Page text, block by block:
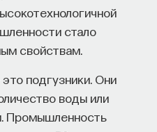
стало
свойствам.
подгузники. Они
воды или
Промышленность
в инновационном
своё резюме,
программы:
tal1125_blog1
в зародышевых
Значительно
этих процессов
иммунитета